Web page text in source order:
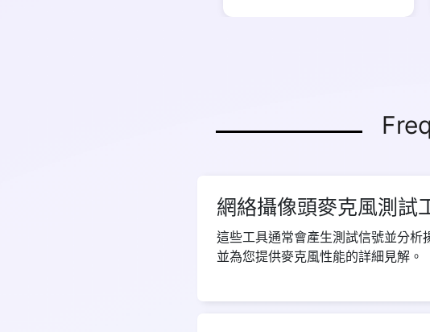
網絡攝像頭麥克風測試
這些工具通常會產生測試信號並分析
並為您提供麥克風性能的詳細見解。